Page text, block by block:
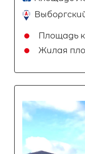
Площадь
Жилая